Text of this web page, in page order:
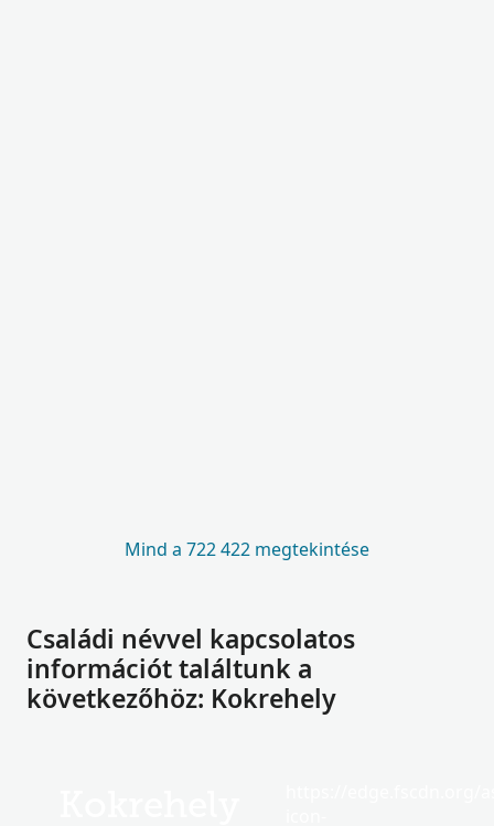
Mind a 722 422 megtekintése
Családi névvel kapcsolatos
információt találtunk a
következőhöz: Kokrehely